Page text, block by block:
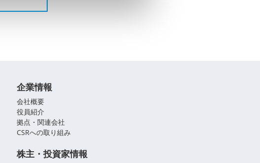
企業情報
会社概要
役員紹介
拠点・関連会社
CSRへの取り組み
株主・投資家情報